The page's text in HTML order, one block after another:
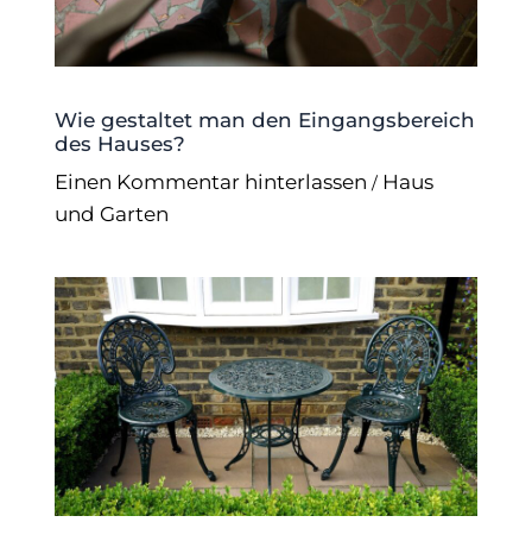
Wie gestaltet man den Eingangsbereich
des Hauses?
Einen Kommentar hinterlassen / Haus
und Garten